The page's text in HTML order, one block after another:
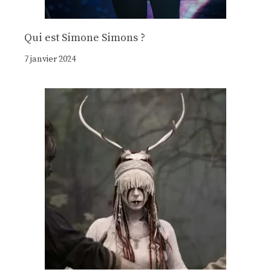
Qui est Simone Simons ?
7 janvier 2024